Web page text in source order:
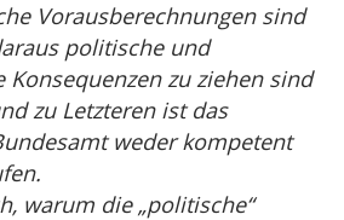
Vorausberechnungen sind
politische und
Konsequenzen zu ziehen sind
zu Letzteren ist das
weder kompetent
warum die „politische“